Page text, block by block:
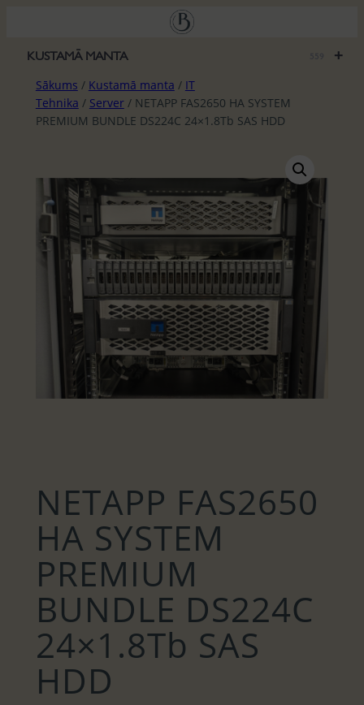
saturu
+
KUSTAMĀ MANTA
Sākums / Kustamā manta / IT
Tehnika / Server/ NETAPP FAS2650 HA SYSTEM
PREMIUM BUNDLE DS224C 24×1.8Tb SAS HDD
NETAPP FAS2650
HA SYSTEM
PREMIUM
BUNDLE DS224C
24×1.8Tb SAS
HDD